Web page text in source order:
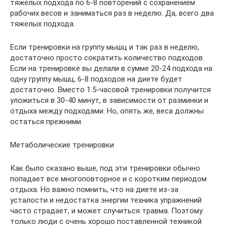
тяжелых подхода по 6-8 повторений с сохранением
рабочих весов и заниматься раз в неделю. Да, всего два
тяжелых подхода.
Если тренировки на группу мышц и так раз в неделю,
достаточно просто сократить количество подходов.
Если на тренировке вы делали в сумме 20-24 подхода на
одну группу мышц, 6-8 подходов на диете будет
достаточно. Вместо 1.5-часовой тренировки получится
уложиться в 30-40 минут, в зависимости от разминки и
отдыха между подходами. Но, опять же, веса должны
остаться прежними.
Метаболические тренировки
Как было сказано выше, под эти тренировки обычно
попадает все многоповторное и с коротким периодом
отдыха. Но важно помнить, что на диете из-за
усталости и недостатка энергии техника упражнений
часто страдает, и может случиться травма. Поэтому
только люди с очень хорошо поставленной техникой